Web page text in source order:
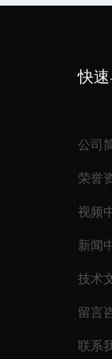
快
公司
荣誉
视频
新闻
技术
留言
联系